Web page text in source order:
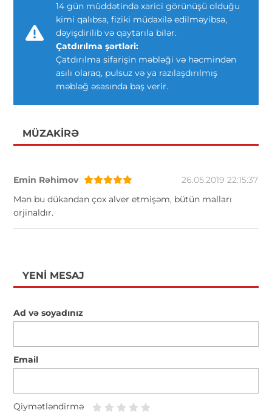
14 gün müddətində xarici görünüşü olduğu
kimi qalıbsa, fiziki müdaxilə edilməyibsə,
dəyişdirilib və qaytarıla bilər.
Çatdırılma şərtləri:
Çatdırılma sifarişin məbləği və həcmindən
asılı olaraq, pulsuz və ya razılaşdırılmış
məbləğ əsasında baş verir.
MÜZAKIRƏ
Emin Rəhimov
26.05.2019 22:15:37
Mən bu dükandan çox alver etmişəm, bütün malları
orjinaldır.
YENI MESAJ
Ad və soyadınız
Email
Qiymətləndirmə